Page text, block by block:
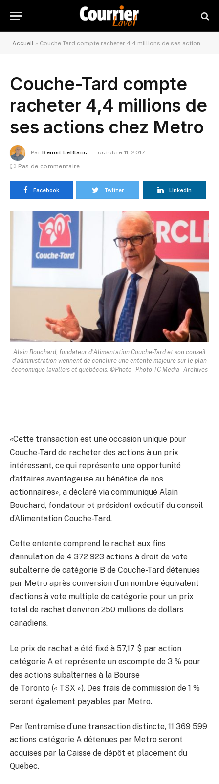
Accueil » Couche-Tard compte racheter 4,4 millions de ses actions chez Metro
Couche-Tard compte
racheter 4,4 millions de
ses actions chez Metro
Par Benoit LeBlanc
octobre 11, 2017
Pas de commentaire
Facebook Twitter LinkedIn
Alain Bouchard, fondateur d'Alimentation Couche-Tard et son conseil
d'administration viennent de conclure une entente majeure sur le plan
économique lavallois et québécois. ©Photo - Photo TC Media - Archives
«Cette transaction est une occasion unique pour
Couche-Tard de racheter des actions à un prix
intéressant, ce qui représente une opportunité
d’affaires avantageuse au bénéfice de nos
actionnaires», a déclaré via communiqué Alain
Bouchard, fondateur et président exécutif du conseil
d’Alimentation Couche-Tard.
Cette entente comprend le rachat aux fins
d’annulation de 4 372 923 actions à droit de vote
subalterne de catégorie B de Couche-Tard détenues
par Metro après conversion d’un nombre équivalent
d’actions à vote multiple de catégorie pour un prix
total de rachat d’environ 250 millions de dollars
canadiens.
Le prix de rachat a été fixé à 57,17 $ par action
catégorie A et représente un escompte de 3 % pour
des actions subalternes à la Bourse
de Toronto (« TSX »). Des frais de commission de 1 %
seront également payables par Metro.
Par l’entremise d’une transaction distincte, 11 369 599
actions catégorie A détenues par Metro seront
acquises par la Caisse de dépôt et placement du
Québec.